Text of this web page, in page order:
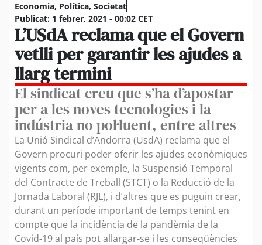
Economia, Política, Societat
Publicat: 1 febrer, 2021 - 00:02 CET
L’USdA reclama que el Govern
vetlli per garantir les ajudes a
llarg termini
El sindicat creu que s’ha d’apostar
per a les noves tecnologies i la
indústria no pol·luent, entre altres
La Unió Sindical d’Andorra (UsdA) reclama que el
Govern procuri poder oferir les ajudes econòmiques
vigents com, per exemple, la Suspensió Temporal
del Contracte de Treball (STCT) o la Reducció de la
Jornada Laboral (RJL), i d’altres que es puguin crear,
durant un període important de temps tenint en
compte que la incidència de la pandèmia de la
Covid-19 al país pot allargar-se i les conseqüències